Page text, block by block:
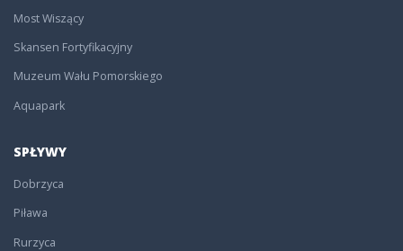
Most Wiszący
Skansen Fortyfikacyjny
Muzeum Wału Pomorskiego
Aquapark
SPŁYWY
Dobrzyca
Piława
Rurzyca